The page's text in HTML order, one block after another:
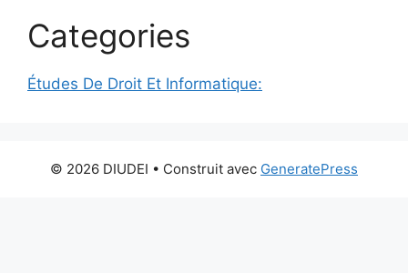
Categories
Études De Droit Et Informatique:
© 2026 DIUDEI • Construit avec GeneratePress